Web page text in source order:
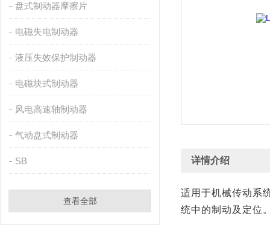
盘式制动器摩擦片
电磁失电制动器
液压失效保护制动器
电磁块式制动器
风电高速轴制动器
气动盘式制动器
SB
查看全部
详情介绍
适用于机械传动系
统中的制动及定位